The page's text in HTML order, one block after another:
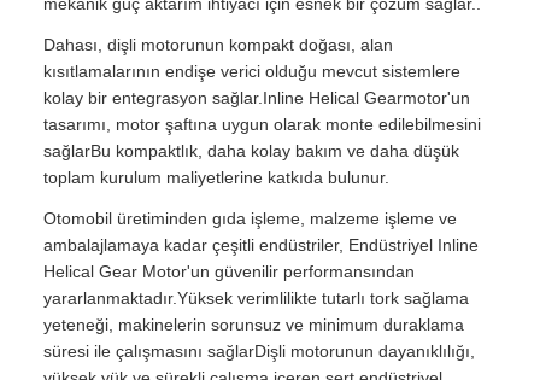
Dahası, dişli motorunun kompakt doğası, alan
kısıtlamalarının endişe verici olduğu mevcut sistemlere
kolay bir entegrasyon sağlar.Inline Helical Gearmotor'un
tasarımı, motor şaftına uygun olarak monte edilebilmesini
sağlarBu kompaktlık, daha kolay bakım ve daha düşük
toplam kurulum maliyetlerine katkıda bulunur.
Otomobil üretiminden gıda işleme, malzeme işleme ve
ambalajlamaya kadar çeşitli endüstriler, Endüstriyel Inline
Helical Gear Motor'un güvenilir performansından
yararlanmaktadır.Yüksek verimlilikte tutarlı tork sağlama
yeteneği, makinelerin sorunsuz ve minimum duraklama
süresi ile çalışmasını sağlarDişli motorunun dayanıklılığı,